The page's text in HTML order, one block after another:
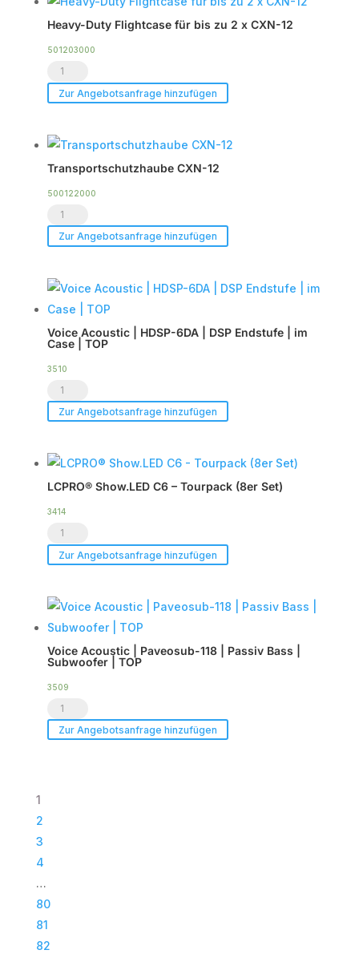
Menge
Heavy-Duty Flightcase für bis zu 2 x CXN-12
501203000
Heavy-
Duty
für
zu
2
CXN-
Menge
Zur Angebotsanfrage hinzufügen
Transportschutzhaube CXN-12
500122000
Transportschutzhaube
CXN-
Menge
Zur Angebotsanfrage hinzufügen
Voice Acoustic | HDSP-6DA | DSP Endstufe | im
Case | TOP
3510
Voice
Acoustic
HDSP-
6DA
|
DSP
Endstufe
Case
Menge
Zur Angebotsanfrage hinzufügen
LCPRO® Show.LED C6 – Tourpack (8er Set)
3414
LCPRO®
Show.LED
-
Tourpack
(8er
Set)
Zur Angebotsanfrage hinzufügen
Voice Acoustic | Paveosub-118 | Passiv Bass |
Subwoofer | TOP
3509
Voice
Acoustic
Zur Angebotsanfrage hinzufügen
1
2
3
4
…
80
81
82